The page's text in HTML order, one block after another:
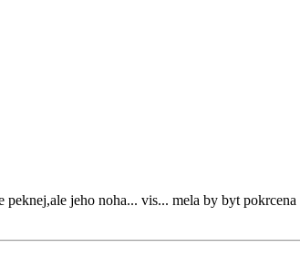
jeho noha... vis... mela by byt